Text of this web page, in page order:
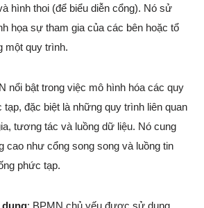
hình thoi (để biểu diễn cổng). Nó sử
họa sự tham gia của các bên hoặc tổ
một quy trình.
nổi bật trong việc mô hình hóa các quy
đặc biệt là những quy trình liên quan
tương tác và luồng dữ liệu. Nó cung
cao như cổng song song và luồng tin
phức tạp.